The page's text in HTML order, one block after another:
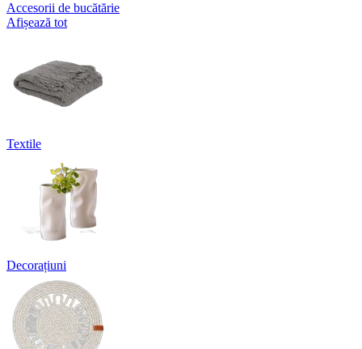
Accesorii de bucătărie
Afișează tot
Textile
Decorațiuni